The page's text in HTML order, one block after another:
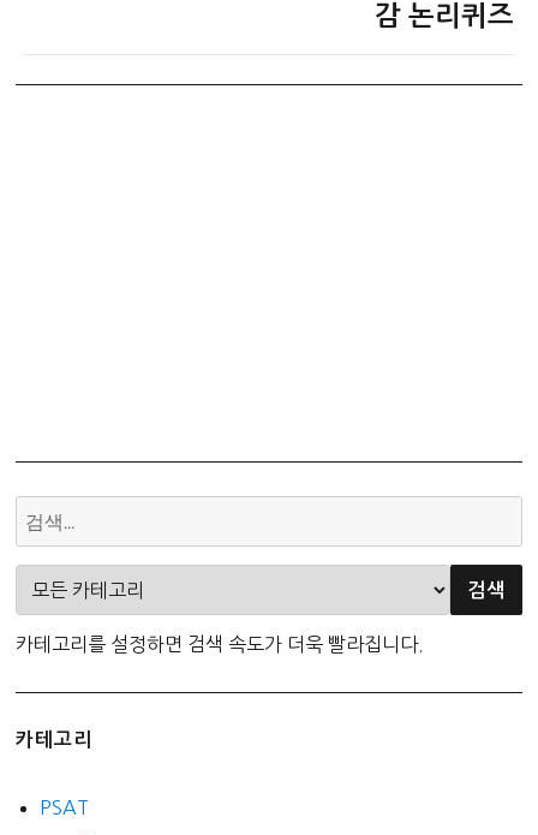
감 논리퀴즈
카테고리를 설정하면 검색 속도가 더욱 빨라집니다.
카테고리
PSAT